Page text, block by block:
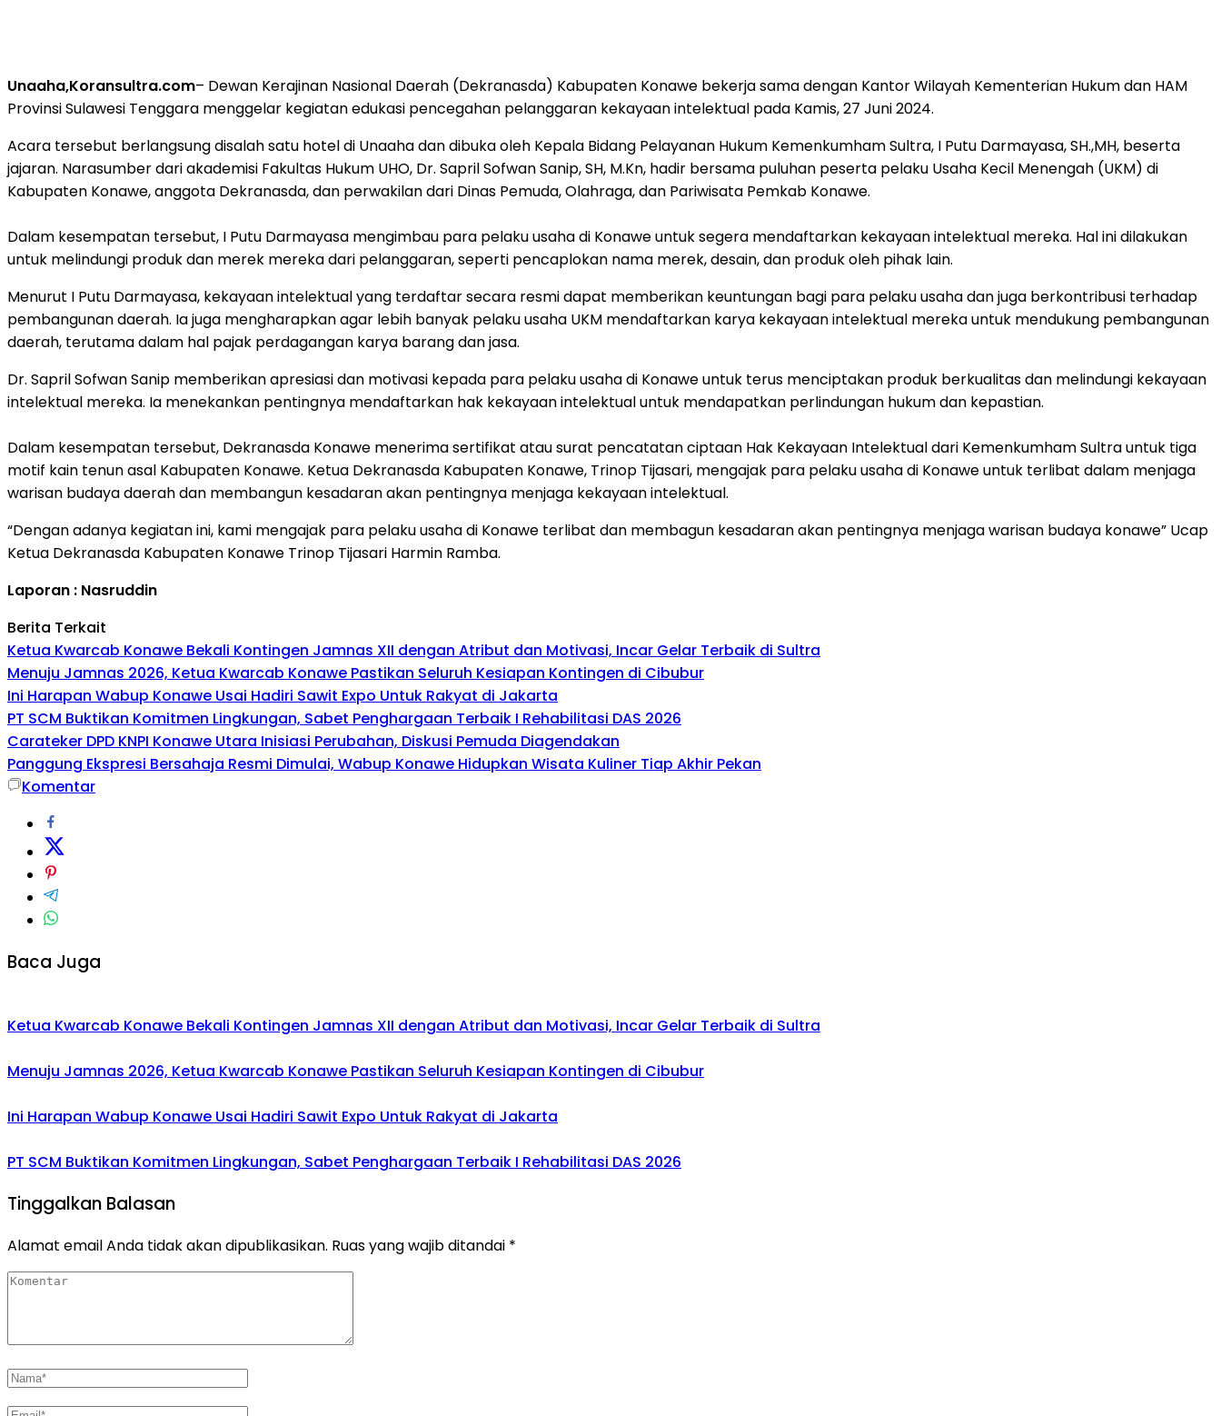
Unaaha,Koransultra.com– Dewan Kerajinan Nasional Daerah (Dekranasda) Kabupaten Konawe bekerja sama dengan Kantor Wilayah Kementerian Hukum dan HAM
Provinsi Sulawesi Tenggara menggelar kegiatan edukasi pencegahan pelanggaran kekayaan intelektual pada Kamis, 27 Juni 2024.
Acara tersebut berlangsung disalah satu hotel di Unaaha dan dibuka oleh Kepala Bidang Pelayanan Hukum Kemenkumham Sultra, I Putu Darmayasa, SH.,MH, beserta
jajaran. Narasumber dari akademisi Fakultas Hukum UHO, Dr. Sapril Sofwan Sanip, SH, M.Kn, hadir bersama puluhan peserta pelaku Usaha Kecil Menengah (UKM) di
Kabupaten Konawe, anggota Dekranasda, dan perwakilan dari Dinas Pemuda, Olahraga, dan Pariwisata Pemkab Konawe.
Dalam kesempatan tersebut, I Putu Darmayasa mengimbau para pelaku usaha di Konawe untuk segera mendaftarkan kekayaan intelektual mereka. Hal ini dilakukan
untuk melindungi produk dan merek mereka dari pelanggaran, seperti pencaplokan nama merek, desain, dan produk oleh pihak lain.
Menurut I Putu Darmayasa, kekayaan intelektual yang terdaftar secara resmi dapat memberikan keuntungan bagi para pelaku usaha dan juga berkontribusi terhadap
pembangunan daerah. Ia juga mengharapkan agar lebih banyak pelaku usaha UKM mendaftarkan karya kekayaan intelektual mereka untuk mendukung pembangunan
daerah, terutama dalam hal pajak perdagangan karya barang dan jasa.
Dr. Sapril Sofwan Sanip memberikan apresiasi dan motivasi kepada para pelaku usaha di Konawe untuk terus menciptakan produk berkualitas dan melindungi kekayaan
intelektual mereka. Ia menekankan pentingnya mendaftarkan hak kekayaan intelektual untuk mendapatkan perlindungan hukum dan kepastian.
Dalam kesempatan tersebut, Dekranasda Konawe menerima sertifikat atau surat pencatatan ciptaan Hak Kekayaan Intelektual dari Kemenkumham Sultra untuk tiga
motif kain tenun asal Kabupaten Konawe. Ketua Dekranasda Kabupaten Konawe, Trinop Tijasari, mengajak para pelaku usaha di Konawe untuk terlibat dalam menjaga
warisan budaya daerah dan membangun kesadaran akan pentingnya menjaga kekayaan intelektual.
“Dengan adanya kegiatan ini, kami mengajak para pelaku usaha di Konawe terlibat dan membagun kesadaran akan pentingnya menjaga warisan budaya konawe” Ucap
Ketua Dekranasda Kabupaten Konawe Trinop Tijasari Harmin Ramba.
Laporan : Nasruddin
Berita Terkait
Ketua Kwarcab Konawe Bekali Kontingen Jamnas XII dengan Atribut dan Motivasi, Incar Gelar Terbaik di Sultra
Menuju Jamnas 2026, Ketua Kwarcab Konawe Pastikan Seluruh Kesiapan Kontingen di Cibubur
Ini Harapan Wabup Konawe Usai Hadiri Sawit Expo Untuk Rakyat di Jakarta
PT SCM Buktikan Komitmen Lingkungan, Sabet Penghargaan Terbaik I Rehabilitasi DAS 2026
Carateker DPD KNPI Konawe Utara Inisiasi Perubahan, Diskusi Pemuda Diagendakan
Panggung Ekspresi Bersahaja Resmi Dimulai, Wabup Konawe Hidupkan Wisata Kuliner Tiap Akhir Pekan
Komentar
Baca Juga
Ketua Kwarcab Konawe Bekali Kontingen Jamnas XII dengan Atribut dan Motivasi, Incar Gelar Terbaik di Sultra
Menuju Jamnas 2026, Ketua Kwarcab Konawe Pastikan Seluruh Kesiapan Kontingen di Cibubur
Ini Harapan Wabup Konawe Usai Hadiri Sawit Expo Untuk Rakyat di Jakarta
PT SCM Buktikan Komitmen Lingkungan, Sabet Penghargaan Terbaik I Rehabilitasi DAS 2026
Tinggalkan Balasan
Alamat email Anda tidak akan dipublikasikan. Ruas yang wajib ditandai *